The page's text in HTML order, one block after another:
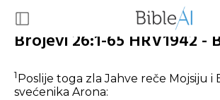
Brojevi 26:1-65 HRV1942 -
1Poslije toga zla Jahve reče Mojsiju i
svećenika Arona: